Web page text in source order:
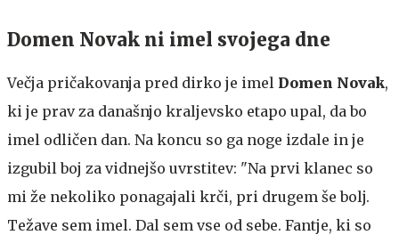
Domen Novak ni imel svojega dne
Večja pričakovanja pred dirko je imel Domen Novak,
ki je prav za današnjo kraljevsko etapo upal, da bo
imel odličen dan. Na koncu so ga noge izdale in je
izgubil boj za vidnejšo uvrstitev: "Na prvi klanec so
mi že nekoliko ponagajali krči, pri drugem še bolj.
Težave sem imel. Dal sem vse od sebe. Fantje, ki so